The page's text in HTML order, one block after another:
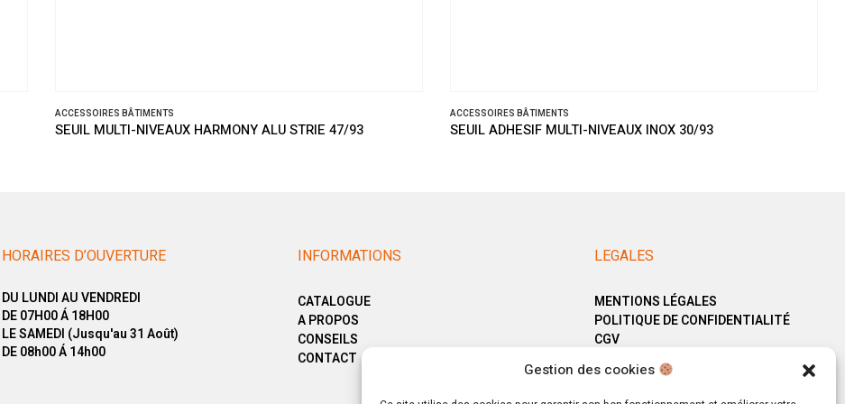
Gestion des cookies
ACCESSOIRES BÂTIMENTS
SEUIL MULTI-NIVEAUX HARMONY ALU STRIE 47/93
ACCESSOIRES BÂTIMENTS
SEUIL ADHESIF MULTI-NIVEAUX INOX 30/93
HORAIRES D’OUVERTURE
DU LUNDI AU VENDREDI
DE 07H00 Á 18H00
LE SAMEDI (Jusqu'au 31 Août)
DE 08h00 Á 14h00
INFORMATIONS
CATALOGUE
A PROPOS
CONSEILS
CONTACT
LEGALES
MENTIONS LÉGALES
POLITIQUE DE CONFIDENTIALITÉ
CGV